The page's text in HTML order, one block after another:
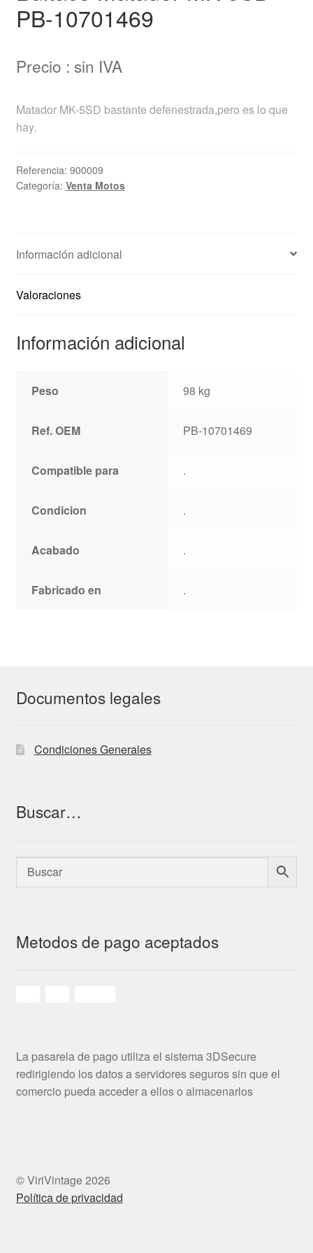
PB-10701469
Precio : sin IVA
Matador MK-5SD bastante defenestrada,pero es lo que
hay.
Referencia: 900009
Categoría: Venta Motos
Información adicional
Valoraciones
Información adicional
Peso 98 kg
Ref. OEM PB-10701469
Compatible para .
Condicion .
Acabado .
Fabricado en .
Documentos legales
Condiciones Generales
Buscar…
Metodos de pago aceptados
La pasarela de pago utiliza el sistema 3DSecure
redirigiendo los datos a servidores seguros sin que el
comercio pueda acceder a ellos o almacenarlos
© ViriVintage 2026
Política de privacidad